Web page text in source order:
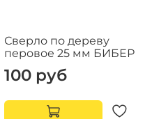
Сверло по дереву
перовое 25 мм БИБЕР
100 руб